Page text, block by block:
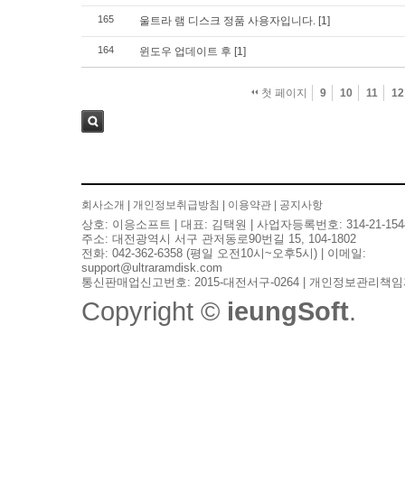
165 울트라 램 디스크 정품 사용자입니다. [1]
164 윈도우 업데이트 후 [1]
첫 페이지 9 10 11 12
회사소개 개인정보취급방침 이용약관 공지사항
상호: 이응소프트 | 대표: 김택원 | 사업자등록번호: 314-21-
주소: 대전광역시 서구 관저동로90번길 15, 104-1802
전화: 042-362-6358 (평일 오전10시~오후5시) | 이메일:
support@ultraramdisk.com
통신판매업신고번호: 2015-대전서구-0264 | 개인정보관리책
Copyright © ieungSoft.